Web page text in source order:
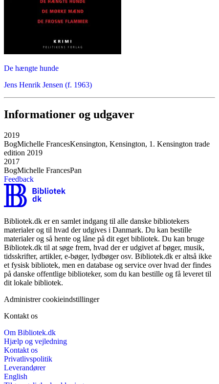
De hængte hunde
Jens Henrik Jensen (f. 1963)
Informationer og udgaver
2019
BogMichelle FrancesKensington, Kensington, 1. Kensington trade
edition 2019
2017
BogMichelle FrancesPan
Feedback
Bibliotek.dk er en samlet indgang til alle danske bibliotekers
materialer og til hvad der udgives i Danmark. Du kan bestille
materialer og så hente og låne på dit eget bibliotek. Du kan bruge
Bibliotek.dk til at søge frem, hvad der er udgivet af bøger, musik,
tidsskrifter, artikler, e-bøger, lydbøger osv. Bibliotek.dk er altså ikke
et fysisk bibliotek, men en database og service over hvad der findes
på danske offentlige biblioteker, som du kan bestille og få leveret til
dit lokale bibliotek.
Administrer cookieindstillinger
Kontakt os
Om Bibliotek.dk
Hjælp og vejledning
Kontakt os
Privatlivspolitik
Leverandører
English